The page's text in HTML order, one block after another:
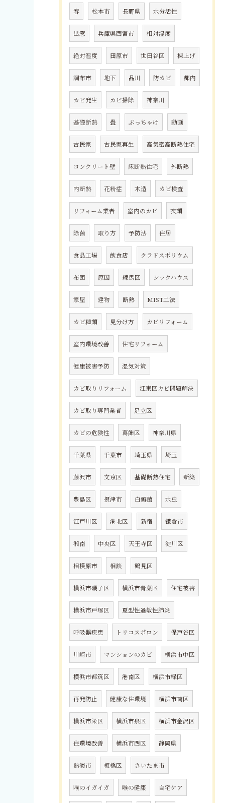
春 松本市 長野県 水分活性
出窓 兵庫県西宮市 相対湿度
絶対湿度 田原市 世田谷区 棟上げ
調布市 地下 品川 防カビ 都内
カビ発生 カビ掃除 神奈川
基礎断熱 畳 ぶっちゃけ 動画
古民家 古民家再生 高気密高断熱住宅
コンクリート壁 床断熱住宅 外断熱
内断熱 花粉症 木造 カビ検査
リフォーム業者 室内のカビ 衣類
除菌 取り方 予防法 住居
食品工場 飲食店 クラドスポリウム
布団 原因 練馬区 シックハウス
家屋 建物 断熱 MIST工法
カビ種類 見分け方 カビリフォーム
室内環境改善 住宅リフォーム
健康被害予防 湿気対策
カビ取りリフォーム 江東区カビ問題解決
カビ取り専門業者 足立区
カビの危険性 葛飾区 神奈川県
千葉県 千葉市 埼玉県 埼玉
藤沢市 文京区 基礎断熱住宅 新築
豊島区 摂津市 白癬菌 水虫
江戸川区 港北区 新宿 鎌倉市
湘南 中央区 天王寺区 淀川区
相模原市 相談 鶴見区
横浜市磯子区 横浜市青葉区 住宅被害
横浜市戸塚区 夏型性過敏性肺炎
呼吸器疾患 トリコスポロン 保戸谷区
川崎市 マンションのカビ 横浜市中区
横浜市都筑区 港南区 横浜市緑区
再発防止 健康な住環境 横浜市南区
横浜市栄区 横浜市泉区 横浜市金沢区
住環境改善 横浜市西区 静岡県
熱海市 板橋区 さいたま市
喉のイガイガ 喉の健康 自宅ケア